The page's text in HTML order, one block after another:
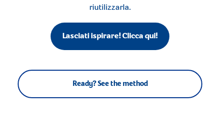
riutilizzarla.
Lasciati ispirare! Clicca qui!
Ready? See the method